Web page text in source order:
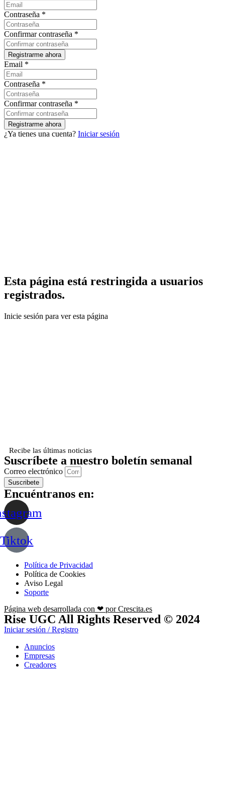
Contraseña *
Confirmar contraseña *
Email *
Contraseña *
Confirmar contraseña *
¿Ya tienes una cuenta? Iniciar sesión
Esta página está restringida a usuarios
registrados.
Inicie sesión para ver esta página
Recibe las últimas noticias
Suscríbete a nuestro boletín semanal
Correo electrónico
Suscribete
Encuéntranos en:
Tiktok
Política de Privacidad
Política de Cookies
Aviso Legal
Soporte
Página web desarrollada con ❤ por Crescita.es
Rise UGC All Rights Reserved © 2024
Iniciar sesión / Registro
Anuncios
Empresas
Creadores